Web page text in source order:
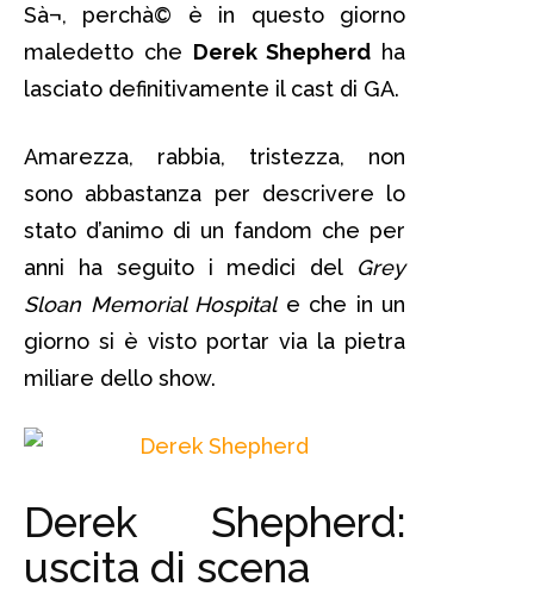
Sà¬, perchà© è in questo giorno
maledetto che Derek Shepherd ha
lasciato definitivamente il cast di GA.
Amarezza, rabbia, tristezza, non
sono abbastanza per descrivere lo
stato d’animo di un fandom che per
anni ha seguito i medici del Grey
Sloan Memorial Hospitale che in un
giorno si è visto portar via la pietra
miliare dello show.
Derek Shepherd:
uscita di scena